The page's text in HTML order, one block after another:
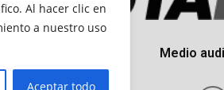
Al hacer clic en
a nuestro uso
Aceptar todo
Medio